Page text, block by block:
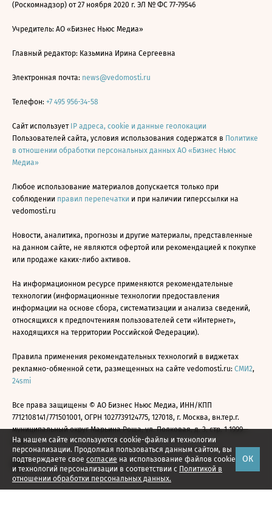
На нашем сайте используются cookie-файлы и технологии
персонализации. Продолжая пользоваться данным сайтом, вы
подтверждаете свое согласие на использование файлов cookie
и технологий персонализации в соответствии с Политикой в
отношении обработки персональных данных.
ОК
(Роскомнадзор) от 27 ноября 2020 г. ЭЛ № ФС 77-79546
Учредитель: АО «Бизнес Ньюс Медиа»
Главный редактор: Казьмина Ирина Сергеевна
Электронная почта: news@vedomosti.ru
Телефон: +7 495 956-34-58
Сайт использует IP адреса, cookie и данные геолокации
Пользователей сайта, условия использования содержатся в Политике
в отношении обработки персональных данных АО «Бизнес Ньюс
Медиа»
Любое использование материалов допускается только при
соблюдении правил перепечатки и при наличии гиперссылки на
vedomosti.ru
Новости, аналитика, прогнозы и другие материалы, представленные
на данном сайте, не являются офертой или рекомендацией к покупке
или продаже каких-либо активов.
На информационном ресурсе применяются рекомендательные
технологии (информационные технологии предоставления
информации на основе сбора, систематизации и анализа сведений,
относящихся к предпочтениям пользователей сети «Интернет»,
находящихся на территории Российской Федерации).
Правила применения рекомендательных технологий в виджетах
рекламно-обменной сети, размещенных на сайте vedomosti.ru: СМИ2,
24smi
Все права защищены © АО Бизнес Ньюс Медиа, ИНН/КПП
7712108141/771501001, ОГРН 1027739124775, 127018, г. Москва, вн.тер.г.
муниципальный округ Марьина Роща, ул. Полковая, д. 3, стр. 1 1999—
2026